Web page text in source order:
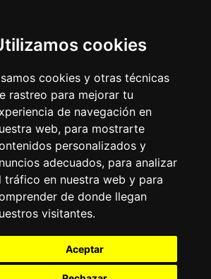
cookies
cookies y otras técnicas
rastreo para mejorar tu
de navegación en
web, para mostrarte
personalizados y
adecuados, para analizar
tráfico en nuestra web y para
de donde llegan
visitantes.
Aceptar
y no relacionada con ninguna organización o
competiciones, marcas comerciales y
esta página de resultados de ciclismo son
dueños. No tenemos afiliación, patrocinio ni
comerciales. Toda la información proporcionada
únicamente con fines informativos y para la
Cualquier uso de nombres, marcas
el único propósito de identificar equipos y
asociación o respaldo. Todos los derechos de las
aquí pertenecen a sus propietarios legítimos.